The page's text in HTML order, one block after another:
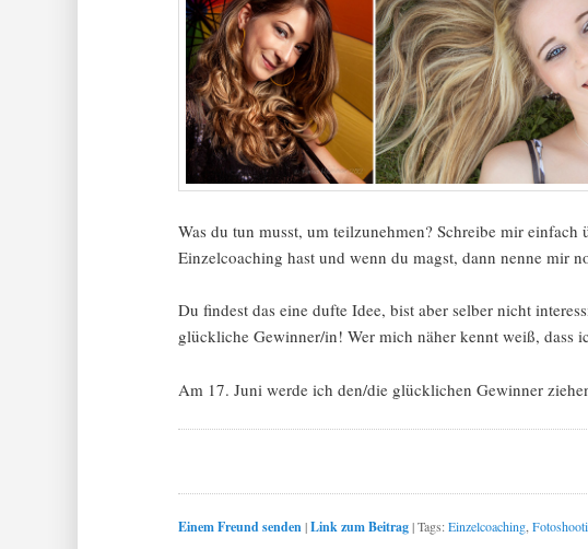
Was du tun musst, um teilzunehmen? Schreibe mir einfach
Einzelcoaching hast und wenn du magst, dann nenne mir
Du findest das eine dufte Idee, bist aber selber nicht
glückliche Gewinner/in! Wer mich näher kennt weiß, dass
Am 17. Juni werde ich den/die glücklichen Gewinner
Einem Freund senden|Link zum Beitrag|Tags:Einzelcoaching ,